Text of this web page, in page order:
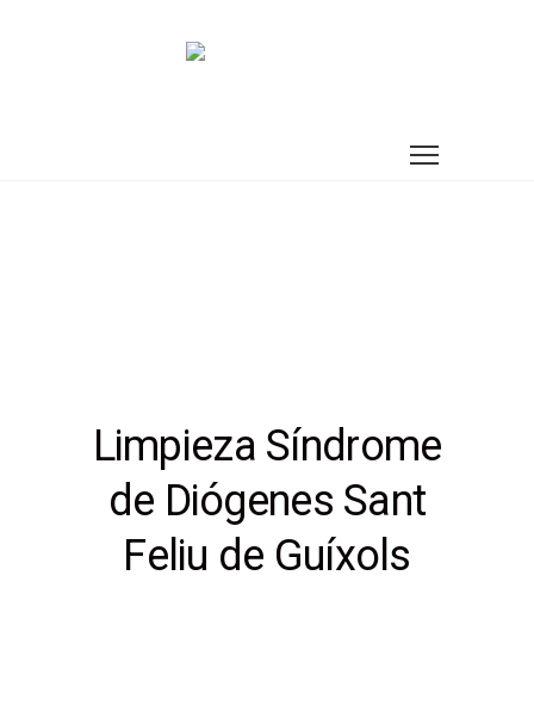
Limpieza Síndrome
de Diógenes Sant
Feliu de Guíxols